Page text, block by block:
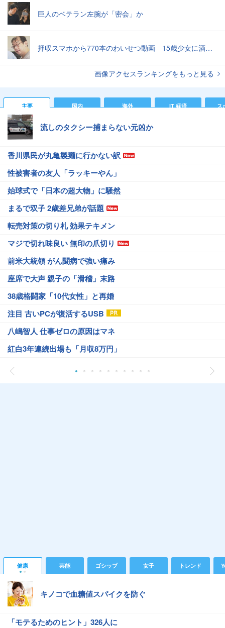
巨人のベテラン左腕が「密会」か
押収スマホから770本のわいせつ動画 15歳少女に酒と薬飲ませ性的暴行か 54歳男を再逮捕 「薬もありますよ」とSNSで誘い出し
画像アクセスランキングをもっと見る
主要 国内 海外 IT 経済 ス
流しのタクシー捕まらない元凶か
香川県民が丸亀製麺に行かない訳
性被害者の友人「ラッキーやん」
始球式で「日本の超大物」に騒然
まるで双子 2歳差兄弟が話題
転売対策の切り札 効果テキメン
マジで切れ味良い 無印の爪切り
前米大統領 がん闘病で強い痛み
座席で大声 親子の「滑稽」末路
38歳格闘家「10代女性」と再婚
注目 古いPCが復活するUSB
八嶋智人 仕事ゼロの原因はマネ
紅白3年連続出場も「月収8万円」
健康 芸能 ゴシップ 女子 トレンド
キノコで血糖値スパイクを防ぐ
「モテるためのヒント」326人に